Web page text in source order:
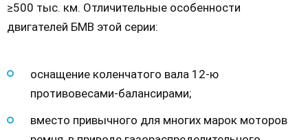
≥500 тыс. км. Отличительные особенности
двигателей БМВ этой серии:
оснащение коленчатого вала 12-ю
противовесами-балансирами;
вместо привычного для многих марок моторов